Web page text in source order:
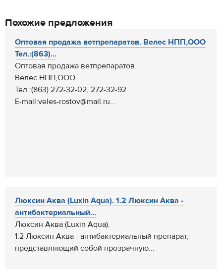
Похожие предложения
Оптовая продажа ветпрепаратов. Велес НПП,ООО
Тел.:(863)...
Оптовая продажа ветпрепаратов.
Велес НПП,ООО
Тел.:(863) 272-32-02, 272-32-92
E-mail:veles-rostov@mail.ru...
Люксин Аква (Luxin Aqua). 1.2 Люксин Аква -
антибактериальный...
Люксин Аква (Luxin Aqua).
1.2 Люксин Аква - антибактериальный препарат,
представляющий собой прозрачную...